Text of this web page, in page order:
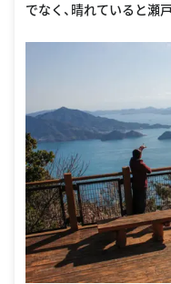
でなく、晴れていると瀬